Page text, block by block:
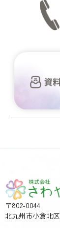
〒802-0044
北九州市小倉北